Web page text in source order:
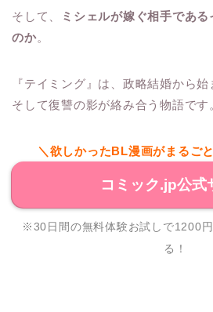
そして、
ミシェルが嫁ぐ相手であ
のか。
『テイミング』は、政略結婚から始
そして復讐の影が絡み合う物語です
＼欲しかったBL漫画がまるご
コミック.jp公式
※30日間の無料体験お試しで1200円
る！